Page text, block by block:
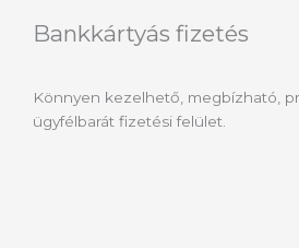
Bankkártyás fizetés
Könnyen kezelhető, megbízható,
ügyfélbarát fizetési felület.